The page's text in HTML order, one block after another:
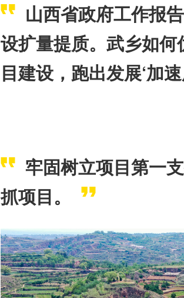
山西省政府工作报
设扩量提质。武乡如
目建设，跑出发展‘加速
牢固树立项目第一
抓项目。